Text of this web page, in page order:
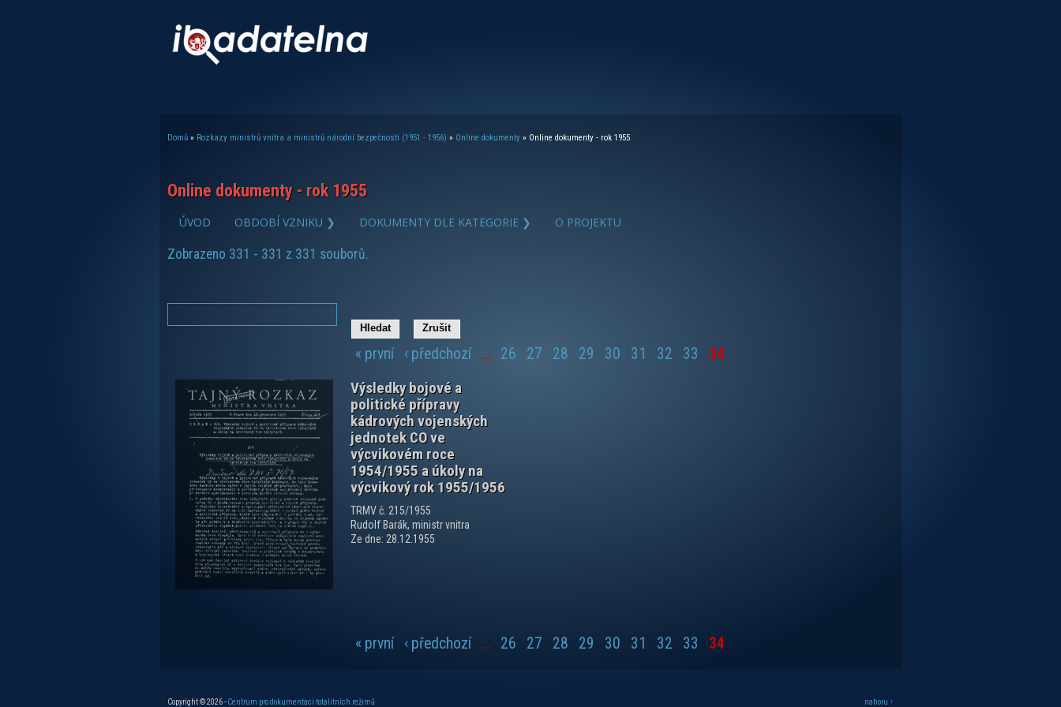
Domů » Rozkazy ministrů vnitra a ministrů národní bezpečnosti (1951 - 1956) » Online dokumenty » Online dokumenty - rok 1955
Online dokumenty - rok 1955
ÚVOD OBDOBÍ VZNIKU ❯ DOKUMENTY DLE KATEGORIE ❯ O PROJEKTU
Zobrazeno 331 - 331 z 331 souborů.
« první ‹ předchozí … 26 27 28 29 30 31 32 33
34
Výsledky bojové a
politické přípravy
kádrových vojenských
jednotek CO ve
výcvikovém roce
1954/1955 a úkoly na
výcvikový rok 1955/1956
TRMV č. 215/1955
Rudolf Barák, ministr vnitra
Ze dne: 28.12.1955
zobrazit PDF dokument
« první ‹ předchozí … 26 27 28 29 30 31 32 33 34
Copyright © 2026 -Centrum pro dokumentaci totalitních režimů nahoru ↑